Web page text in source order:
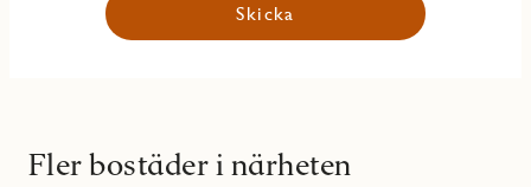
Skicka
Fler bostäder i närheten